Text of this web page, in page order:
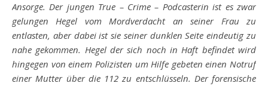
Ansorge. Der jungen True – Crime – Podcasterin ist es zwar
gelungen Hegel vom Mordverdacht an seiner Frau zu
entlasten, aber dabei ist sie seiner dunklen Seite eindeutig zu
nahe gekommen. Hegel der sich noch in Haft befindet wird
hingegen von einem Polizisten um Hilfe gebeten einen Notruf
einer Mutter über die 112 zu entschlüsseln. Der forensische